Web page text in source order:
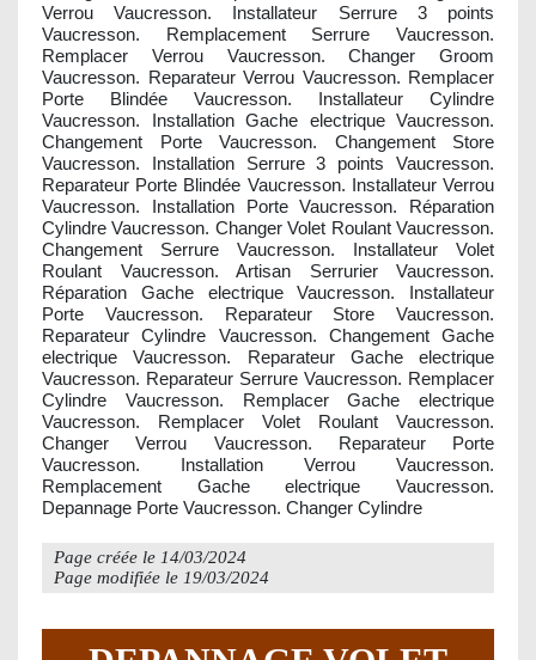
Verrou Vaucresson. Installateur Serrure 3 points
Vaucresson. Remplacement Serrure Vaucresson.
Remplacer Verrou Vaucresson. Changer Groom
Vaucresson. Reparateur Verrou Vaucresson. Remplacer
Porte Blindée Vaucresson. Installateur Cylindre
Vaucresson. Installation Gache electrique Vaucresson.
Changement Porte Vaucresson. Changement Store
Vaucresson. Installation Serrure 3 points Vaucresson.
Reparateur Porte Blindée Vaucresson. Installateur Verrou
Vaucresson. Installation Porte Vaucresson. Réparation
Cylindre Vaucresson. Changer Volet Roulant Vaucresson.
Changement Serrure Vaucresson. Installateur Volet
Roulant Vaucresson. Artisan Serrurier Vaucresson.
Réparation Gache electrique Vaucresson. Installateur
Porte Vaucresson. Reparateur Store Vaucresson.
Reparateur Cylindre Vaucresson. Changement Gache
electrique Vaucresson. Reparateur Gache electrique
Vaucresson. Reparateur Serrure Vaucresson. Remplacer
Cylindre Vaucresson. Remplacer Gache electrique
Vaucresson. Remplacer Volet Roulant Vaucresson.
Changer Verrou Vaucresson. Reparateur Porte
Vaucresson. Installation Verrou Vaucresson.
Remplacement Gache electrique Vaucresson.
Depannage Porte Vaucresson. Changer Cylindre
Page créée le 14/03/2024
Page modifiée le 19/03/2024